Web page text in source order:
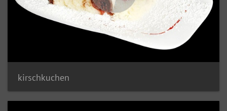
kirschkuchen